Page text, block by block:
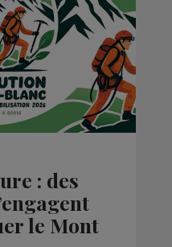
: des
le Mont